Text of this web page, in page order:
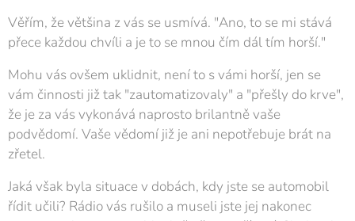
Věřím, že většina z vás se usmívá. "Ano, to se mi stává
přece každou chvíli a je to se mnou čím dál tím horší."
Mohu vás ovšem uklidnit, není to s vámi horší, jen se
vám činnosti již tak "zautomatizovaly" a "přešly do krve",
že je za vás vykonává naprosto brilantně vaše
podvědomí. Vaše vědomí již je ani nepotřebuje brát na
zřetel.
Jaká však byla situace v dobách, kdy jste se automobil
řídit učili? Rádio vás rušilo a museli jste jej nakonec